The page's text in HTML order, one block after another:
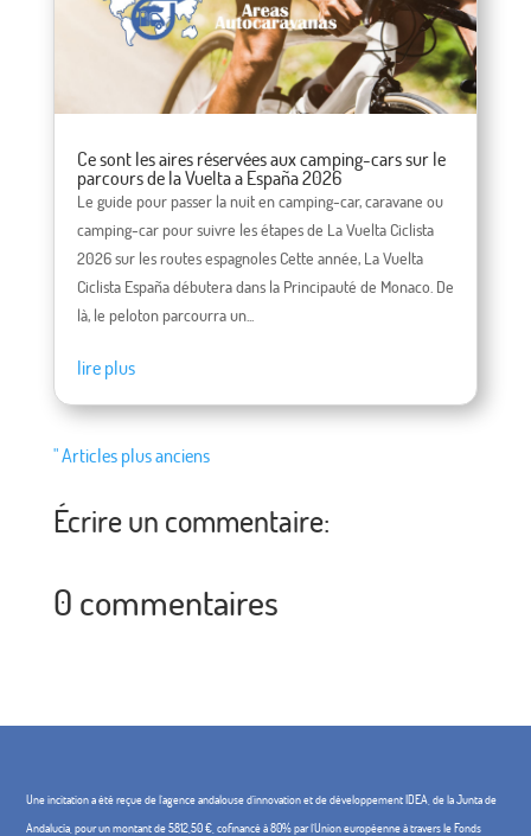
Ce sont les aires réservées aux camping-cars sur le
parcours de la Vuelta a España 2026
Le guide pour passer la nuit en camping-car, caravane ou
camping-car pour suivre les étapes de La Vuelta Ciclista
2026 sur les routes espagnoles Cette année, La Vuelta
Ciclista España débutera dans la Principauté de Monaco. De
là, le peloton parcourra un...
lire plus
" Articles plus anciens
Écrire un commentaire:
0 commentaires
Une incitation a été reçue de l'agence andalouse d'innovation et de développement IDEA, de la Junta de
Andalucía, pour un montant de 5812,50 €, cofinancé à 80% par l'Union européenne à travers le Fonds